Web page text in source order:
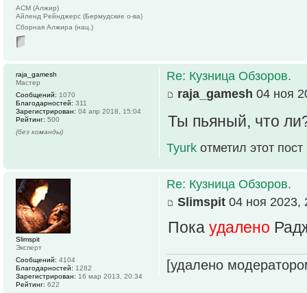
АСМ (Алжир)
Айленд Рейнджерс (Бермудские о-ва)
Сборная Алжира (нац.)
Re: Кузница Обзоров.
raja_gamesh 04 ноя
Ты пьяный, что
Tyurk отметил этот
raja_gamesh
Мастер
Сообщений: 1070
Благодарностей: 311
Зарегистрирован: 04 апр 2018, 15:04
Рейтинг: 500
(без команды)
Re: Кузница Обзоров.
Slimspit 04 ноя 2023,
Пока удалено
[удалено
Slimspit
Эксперт
Сообщений: 4104
Благодарностей: 1282
Зарегистрирован: 16 мар 2013, 20:34
Рейтинг: 622